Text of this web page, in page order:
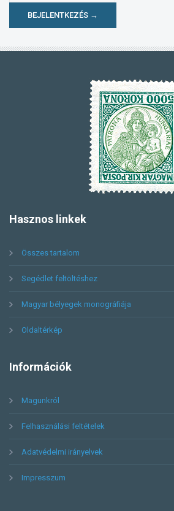
BEJELENTKEZÉS →
Hasznos linkek
Összes tartalom
Segédlet feltöltéshez
Magyar bélyegek monográfiája
Oldaltérkép
Információk
Magunkról
Felhasználási feltételek
Adatvédelmi irányelvek
Impresszum